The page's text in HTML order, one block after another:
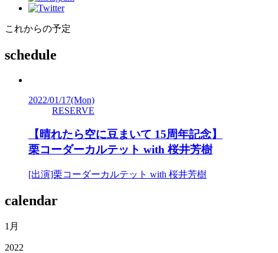
これからの予定
schedule
2022/01/17(Mon)
RESERVE
【晴れたら空に豆まいて 15周年記念】
栗コーダーカルテット with 桜井芳樹
[出演]栗コーダーカルテット with 桜井芳樹
calendar
1月
2022